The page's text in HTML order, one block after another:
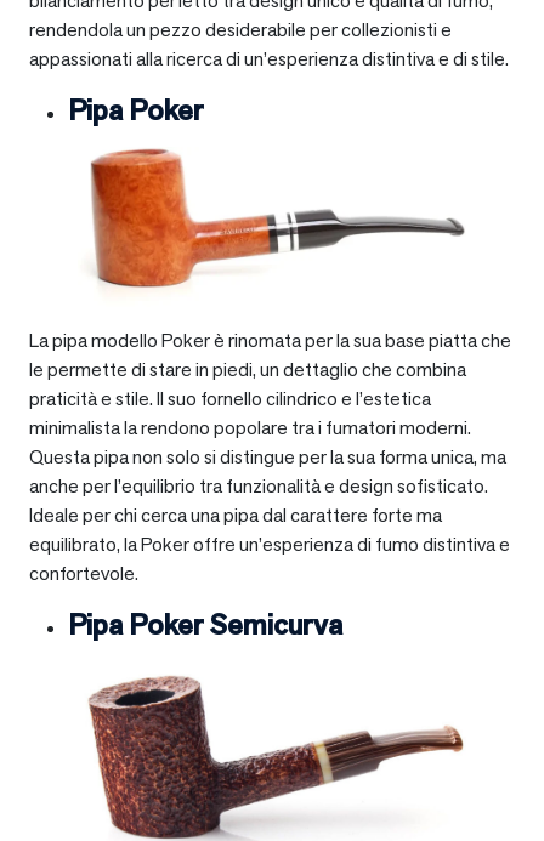
rendendola un pezzo desiderabile per collezionisti e
appassionati alla ricerca di un’esperienza distintiva e di stile.
Pipa Poker
La pipa modello Poker è rinomata per la sua base piatta che
le permette di stare in piedi, un dettaglio che combina
praticità e stile. Il suo fornello cilindrico e l’estetica
minimalista la rendono popolare tra i fumatori moderni.
Questa pipa non solo si distingue per la sua forma unica, ma
anche per l’equilibrio tra funzionalità e design sofisticato.
Ideale per chi cerca una pipa dal carattere forte ma
equilibrato, la Poker offre un’esperienza di fumo distintiva e
confortevole.
Pipa Poker Semicurva